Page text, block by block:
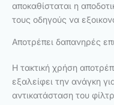
αποκαθίσταται η
τους οδηγούς να
Αποτρέπει δαπανηρές
Η τακτική χρήση
εξαλείφει την ανάγκη
αντικατάσταση του